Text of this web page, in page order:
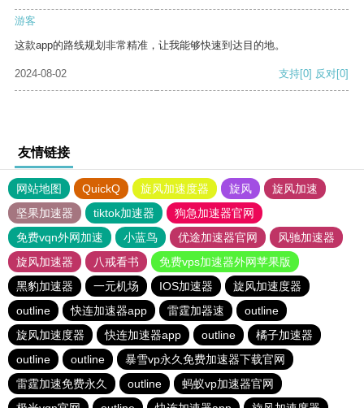
游客
这款app的路线规划非常精准，让我能够快速到达目的地。
2024-08-02 支持[0] 反对[0]
友情链接
网站地图 QuickQ 旋风加速度器 旋风
旋风加速
坚果加速器
tiktok加速器
狗急加速器官网
免费vqn外网加速
小蓝鸟 优途加速器官网
风驰加速器
旋风加速器
八戒看书
免费vps加速器外网苹果版
黑豹加速器
一元机场 IOS加速器
旋风加速度器
outline
快连加速器app 雷霆加器速
outline
旋风加速度器
快连加速器app outline
橘子加速器
outline
outline
暴雪vp永久免费加速器下载官网
雷霆加速免费永久
outline
蚂蚁vp加速器官网